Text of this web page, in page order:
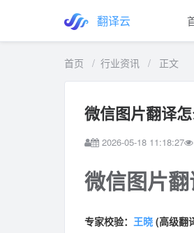
翻译云
首页 / 行业资讯 / 正文
微信图片翻译
2026-05-18 11:18:27
微信图片
专家校验： 王晓 (高级翻